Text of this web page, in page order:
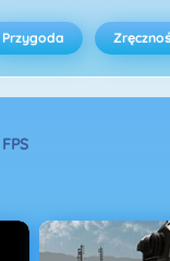
Przygoda
FPS